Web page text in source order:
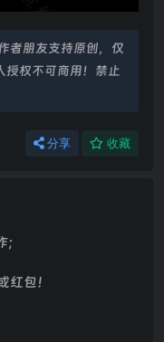
者朋友支持原创，仅
授权不可商用！禁止
分享 收藏
包！